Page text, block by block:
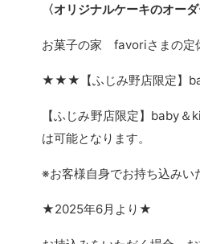
〈オリジナルケーキのオー
お菓子の家 favoriさまの定
★★★【ふじみ野店限定】
【ふじみ野店限定】baby
は可能となります。
※お客様自身でお持ち込みい
★2025年6月より★